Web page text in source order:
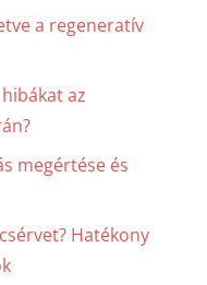
a regeneratív
az
megértése és
Hatékony